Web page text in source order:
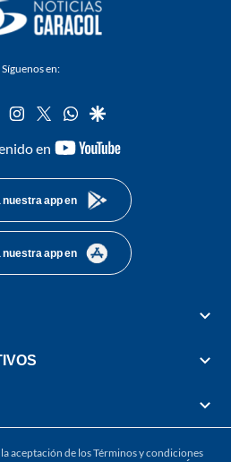
Síguenos en:
tiktok instagram
twitterwhatsapp
google
en
youtube-
app en
app en
aceptación de losTérminos y condiciones